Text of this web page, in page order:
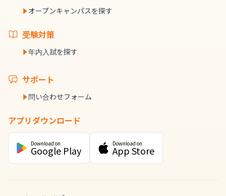
オープンキャンパスを探す
受験対策
年内入試を探す
サポート
問い合わせフォーム
アプリダウンロード
Download on
Google Play
Download on
App Store